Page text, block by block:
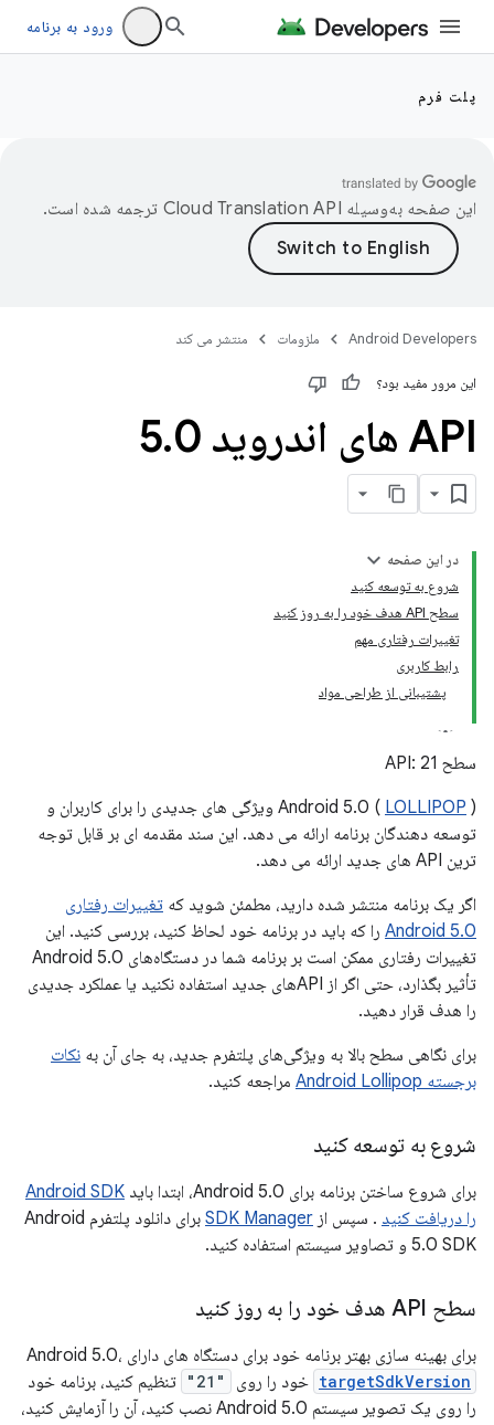
ورود به برنامه
پلت فرم
این صفحه به‌وسیله ترجمه شده است.
Android Developers ملزومات منتشر می کند
این مرور مفید بود؟
API های اندروید 5 .0
در این صفحه
شروع به توسعه کنید
سطح API هدف خود را به روز کنید
تغییرات رفتاری مهم
رابط کاربری
پشتیبانی از طراحی مواد
سطح API: 21
Android 5.0 ( LOLLIPOP
) ویژگی های جدیدی را برای کاربران و
توسعه دهندگان برنامه ارائه می دهد. این سند مقدمه ای بر قابل توجه
ترین API های جدید ارائه می دهد.
اگر یک برنامه منتشر شده دارید، مطمئن شوید که تغییرات رفتاری
Android 5.0 را که باید در برنامه خود لحاظ کنید، بررسی کنید. این
تغییرات رفتاری ممکن است بر برنامه شما در دستگاه‌های Android 5.0
تأثیر بگذارد، حتی اگر از APIهای جدید استفاده نکنید یا عملکرد جدیدی
را هدف قرار دهید.
برای نگاهی سطح بالا به ویژگی‌های پلتفرم جدید، به جای آن به نکات
برجسته Android Lollipop
مراجعه کنید.
شروع به توسعه کنید
برای شروع ساختن برنامه برای Android 5.0، ابتدا باید
Android SDK
را دریافت کنید . سپس از SDK Manager
برای دانلود پلتفرم Android
5.0 SDK و تصاویر سیستم استفاده کنید.
سطح API هدف خود را به روز کنید
برای بهینه سازی بهتر برنامه خود برای دستگاه های دارای Android 5.0،
targetSdkVersion خود را روی "21"
تنظیم کنید، برنامه خود
را روی یک تصویر سیستم Android 5.0 نصب کنید، آن را آزمایش کنید،